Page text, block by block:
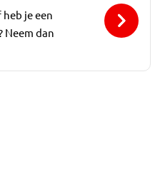
je een
dan